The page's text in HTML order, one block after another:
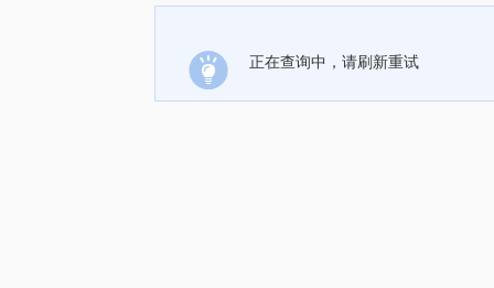
正在查询中，请刷新重试